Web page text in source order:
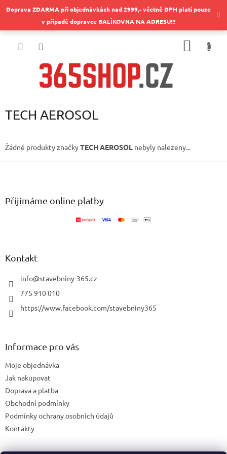
naDoprava ZDARMA při objednávkách nad 2999,- včetně DPH platí pouze
v případě dopravce BALÍKOVNA NA ADRESU!!!
TECH AEROSOL
Žádné produkty značkyTECH AEROSOL nebyly nalezeny...
Z
Přijímáme online platby
Kontakt
info@stavebniny-365.cz
775 910 010
https://www.facebook.com/stavebniny365
Informace pro vás
Moje objednávka
Jak nakupovat
Doprava a platba
Obchodní podmínky
Podmínky ochrany osobních údajů
Kontakty